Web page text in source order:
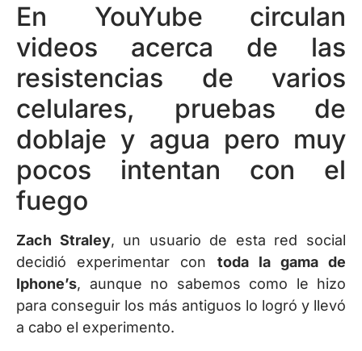
En YouYube circulan
videos acerca de las
resistencias de varios
celulares, pruebas de
doblaje y agua pero muy
pocos intentan con el
fuego
Zach Straley, un usuario de esta red social
decidió experimentar con toda la gama de
Iphone’s, aunque no sabemos como le hizo
para conseguir los más antiguos lo logró y llevó
a cabo el experimento.